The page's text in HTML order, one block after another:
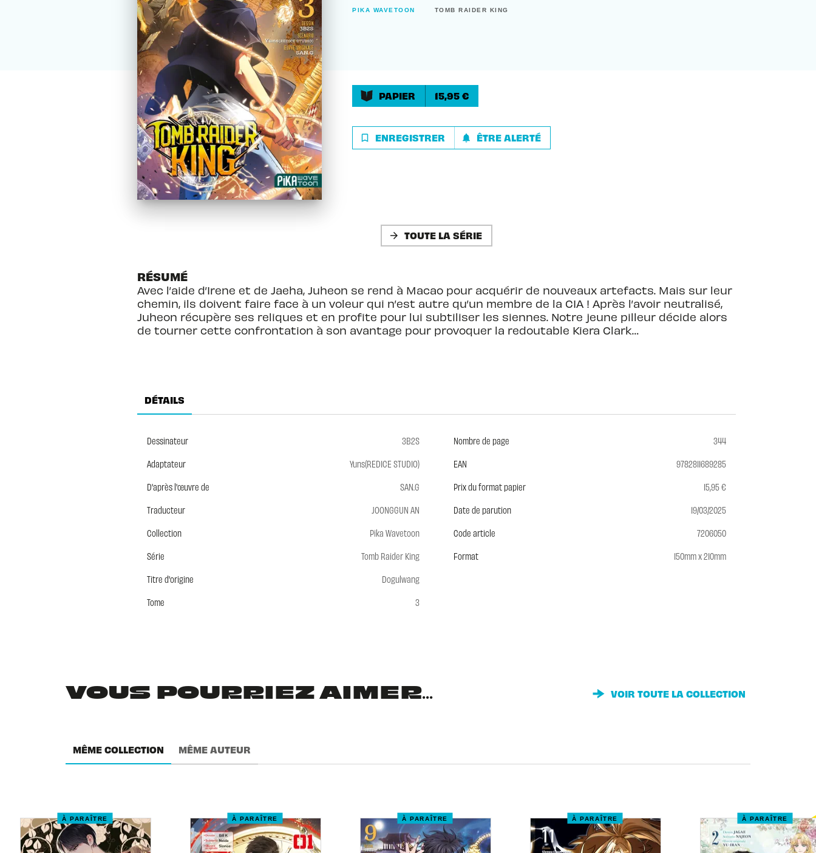
PIKA WAVETOON TOMB RAIDER KING
PAPIER 15,95 €
bookmark_border ENREGISTRER notifications ÊTRE ALERTÉ
arrow_forward TOUTE LA SÉRIE
RÉSUMÉ
Avec l’aide d’Irene et de Jaeha, Juheon se rend à Macao pour acquérir de nouveaux artefacts. Mais sur leur
chemin, ils doivent faire face à un voleur qui n’est autre qu’un membre de la CIA ! Après l’avoir neutralisé,
Juheon récupère ses reliques et en profite pour lui subtiliser les siennes. Notre jeune pilleur décide alors
de tourner cette confrontation à son avantage pour provoquer la redoutable Kiera Clark…
DÉTAILS
Dessinateur
3B2S
Adaptateur
Yuns(REDICE STUDIO)
D'après l'œuvre de
SAN.G
Traducteur
JOONGGUN AN
Collection
Pika Wavetoon
Série
Tomb Raider King
Titre d'origine
Dogulwang
Tome
3
Nombre de page
344
EAN
9782811689285
Prix du format papier
15,95 €
Date de parution
19/03/2025
Code article
7206050
Format
150mm x 210mm
VOUS POURRIEZ AIMER... VOIR TOUTE LA COLLECTION
MÊME COLLECTION MÊME AUTEUR
À PARAÎTRE À PARAÎTRE À PARAÎTRE À PARAÎTRE À PARAÎTRE